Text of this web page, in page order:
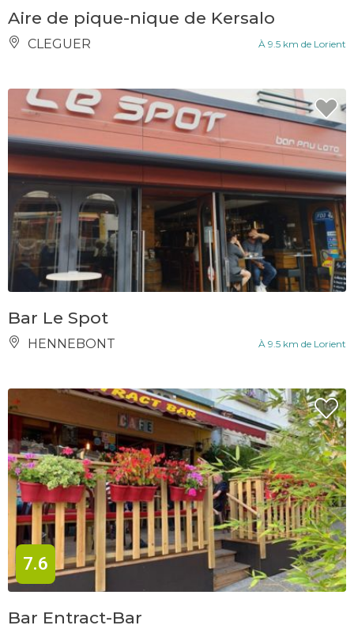
Aire de pique-nique de Kersalo
CLEGUER À 9.5 km de Lorient
Bar Le Spot
HENNEBONT À 9.5 km de Lorient
7.6
Bar Entract-Bar